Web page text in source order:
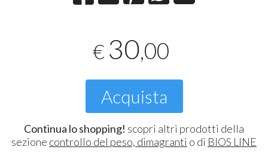
€ 30,00
Acquista
Continua lo shopping! scopri altri prodotti della
sezione controllo del peso, dimagranti o di BIOS LINE